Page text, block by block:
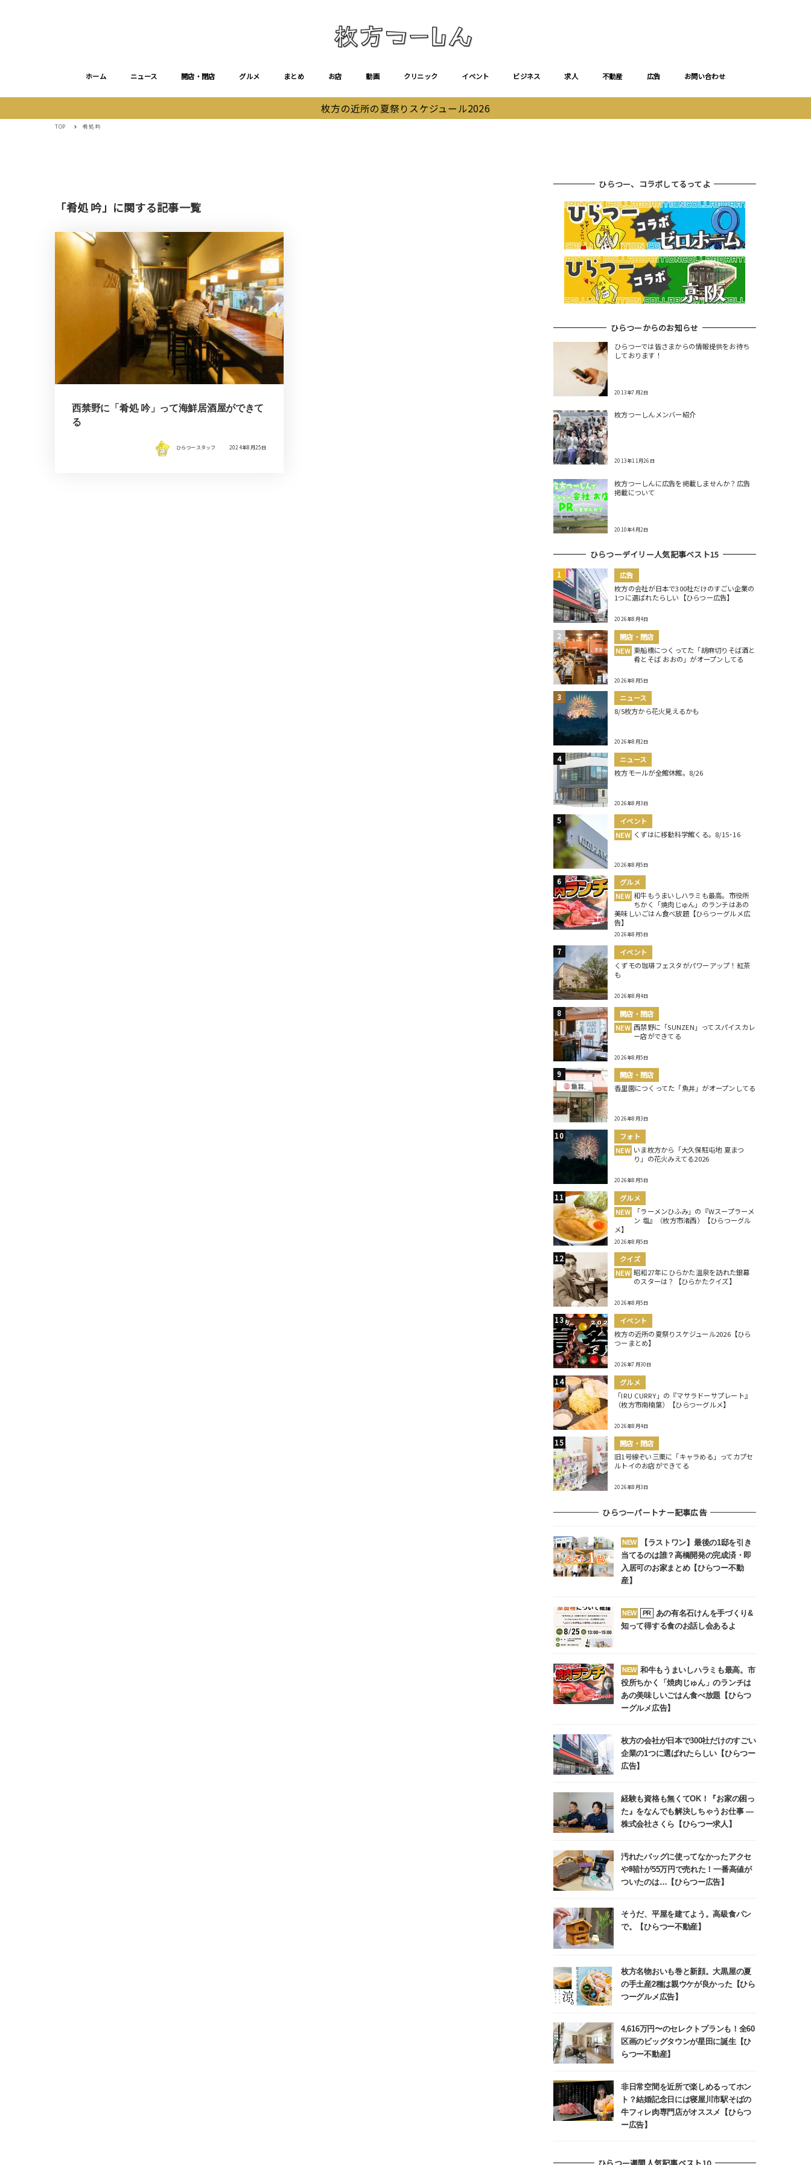
ホーム ニュース 開店・閉店 グルメ まとめ お店 動画 クリニック イベント ビジネス 求人 不動産 広告 お問い合わせ
枚方の近所の夏祭りスケジュール2026
TOP 肴処 吟
「肴処 吟」に関する記事一覧
西禁野に「肴処 吟」って海鮮居酒屋ができて
る
ひらつースタッフ 2024年8月25日
ひらつー、コラボしてるってよ
ひらつーからのお知らせ
ひらつーでは皆さまからの情報提供をお待ち
しております！
2013年7月2日
枚方つーしんメンバー紹介
2013年11月26日
枚方つーしんに広告を掲載しませんか？広告
掲載について
2010年4月2日
ひらつーデイリー人気記事ベスト15
広告
枚方の会社が日本で300社だけのすごい企業の
1つに選ばれたらしい【ひらつー広告】
2026年8月4日
開店・閉店
NEW 東船橋につくってた「胡麻切りそば酒と
肴とそば おおの」がオープンしてる
2026年8月5日
ニュース
8/5枚方から花火見えるかも
2026年8月2日
ニュース
枚方モールが全館休館。8/26
2026年8月3日
イベント
NEW くずはに移動科学館くる。8/15･16
2026年8月5日
グルメ
NEW 和牛もうまいしハラミも最高。市役所
ちかく「焼肉じゅん」のランチはあの
美味しいごはん食べ放題【ひらつーグルメ広
告】
2026年8月5日
イベント
くずモの珈琲フェスタがパワーアップ！紅茶
も
2026年8月4日
開店・閉店
NEW 西禁野に「SUNZEN」ってスパイスカレ
ー店ができてる
2026年8月5日
開店・閉店
香里園につくってた「魚丼」がオープンしてる
2026年8月3日
フォト
NEW いま枚方から「大久保駐屯地 夏まつ
り」の花火みえてる2026
2026年8月5日
グルメ
NEW
「ラーメンひふみ」の『Wスープラーメ
ン 塩』（枚方市渚西）【ひらつーグル
メ】
2026年8月5日
クイズ
NEW 昭和27年にひらかた温泉を訪れた銀幕
のスターは？【ひらかたクイズ】
2026年8月5日
イベント
枚方の近所の夏祭りスケジュール2026【ひら
つーまとめ】
2026年7月30日
グルメ
「IRU CURRY」の『マサラドーサプレート』
（枚方市南楠葉）【ひらつーグルメ】
2026年8月4日
開店・閉店
旧1号線ぞい三栗に「キャラめる」ってカプセ
ルトイのお店ができてる
2026年8月3日
ひらつーパートナー記事広告
NEW
【ラストワン】最後の1邸を引き
当てるのは誰？高橋開発の完成済・即
入居可のお家まとめ【ひらつー不動
産】
NEW PR
あの有名石けんを手づくり&
知って得する食のお話し会あるよ
NEW 和牛もうまいしハラミも最高。市
役所ちかく「焼肉じゅん」のランチは
あの美味しいごはん食べ放題【ひらつ
ーグルメ広告】
枚方の会社が日本で300社だけのすごい
企業の1つに選ばれたらしい【ひらつー
広告】
経験も資格も無くてOK！『お家の困っ
た』をなんでも解決しちゃうお仕事 ―
株式会社さくら【ひらつー求人】
汚れたバッグに使ってなかったアクセ
や時計が55万円で売れた！一番高値が
ついたのは…【ひらつー広告】
そうだ、平屋を建てよう。高級食パン
で。【ひらつー不動産】
枚方名物おいも巻と新顔。大黒屋の夏
の手土産2種は親ウケが良かった【ひら
つーグルメ広告】
4,616万円〜のセレクトプランも！全60
区画のビッグタウンが星田に誕生【ひ
らつー不動産】
非日常空間を近所で楽しめるってホン
ト？結婚記念日には寝屋川市駅そばの
牛フィレ肉専門店がオススメ【ひらつ
ー広告】